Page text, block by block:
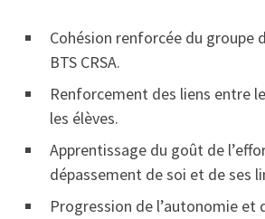
Cohésion renforcée du groupe
BTS CRSA.
Renforcement des liens entre
les élèves.
Apprentissage du goût de
dépassement de soi et de ses
Progression de l’autonomie et